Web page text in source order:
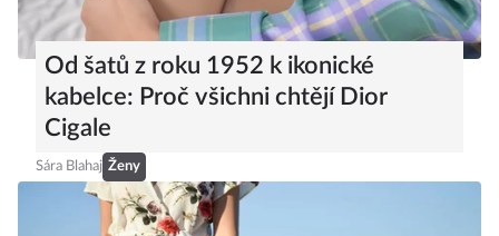
Od šatů z roku 1952 k ikonické
kabelce: Proč všichni chtějí Dior
Cigale
Sára Blahaj Ženy